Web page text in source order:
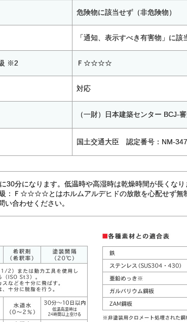
危険物に該当せず（非危険物）
「通知、表示すべき有害物」に該
※2 Ｆ☆☆☆☆
対応
（一財）日本建築センター BCJ-
国土交通大臣 認定番号：NM-
分になります。低温時や高湿時は乾燥時間が長くなり
：Ｆ☆☆☆☆とはホルムアルデヒドの放散を心配せず無
合わせください。